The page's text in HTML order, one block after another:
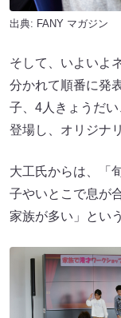
出典: FANY マガジン
そして、いよいよ
分かれて順番に発
子、4人きょうだ
登場し、オリジナ
大工氏からは、「
子やいとこで息が
家族が多い」とい